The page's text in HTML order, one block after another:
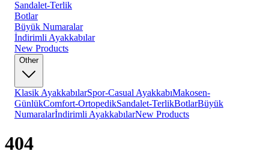
Sandalet-Terlik
Botlar
Büyük Numaralar
İndirimli Ayakkabılar
New Products
Other
Klasik AyakkabılarSpor-Casual AyakkabıMakosen-
GünlükComfort-OrtopedikSandalet-TerlikBotlarBüyük
Numaralarİndirimli AyakkabılarNew Products
404